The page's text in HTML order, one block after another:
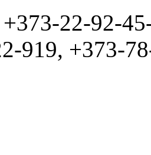
22-92-
919, +373-